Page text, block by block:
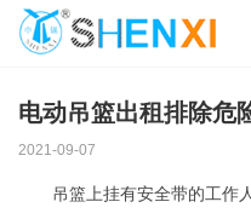
电动吊篮出租排除危
2021-09-07
吊篮上挂有安全带的工作